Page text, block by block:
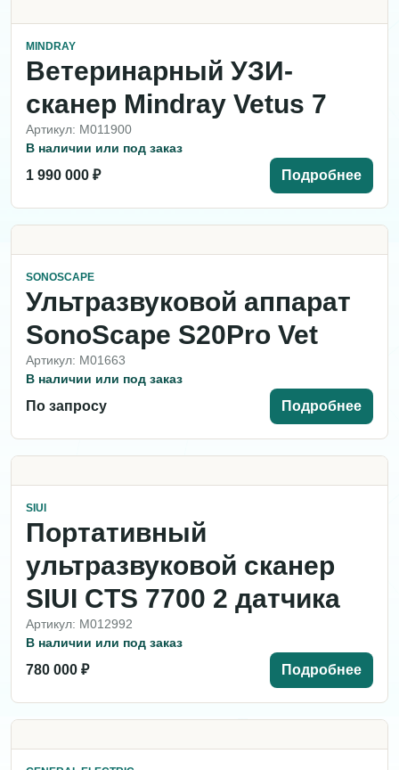
MINDRAY
Ветеринарный УЗИ-
сканер Mindray Vetus 7
Артикул: M011900
В наличии или под заказ
1 990 000 ₽ Подробнее
SONOSCAPE
Ультразвуковой аппарат
SonoScape S20Pro Vet
Артикул: M01663
В наличии или под заказ
По запросу Подробнее
SIUI
Портативный
ультразвуковой сканер
SIUI CTS 7700 2 датчика
Артикул: M012992
В наличии или под заказ
780 000 ₽ Подробнее